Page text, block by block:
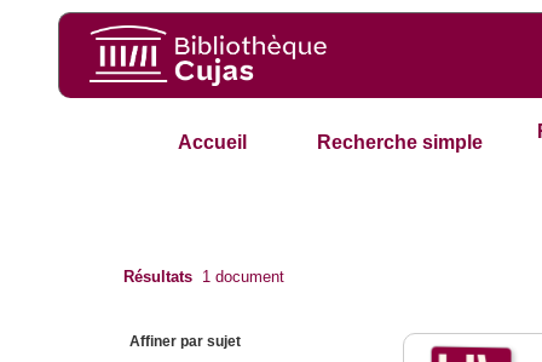
Accueil Recherche simple
Résultats 1 document
Affiner par sujet